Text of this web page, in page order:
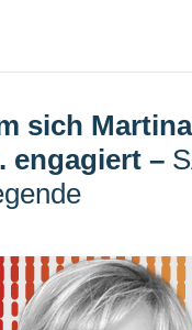
sich
engagiert –